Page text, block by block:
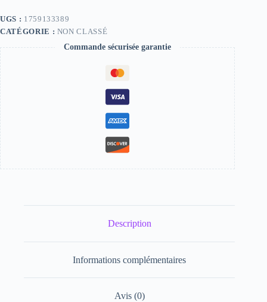
UGS : 1759133389
CATÉGORIE : NON CLASSÉ
Commande sécurisée garantie
Description
Informations complémentaires
Avis (0)